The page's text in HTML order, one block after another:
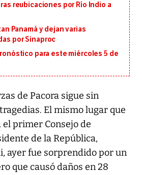
reubicaciones por Río Indio a
Panamá y dejan varias
por Sinaproc
para este miércoles 5 de
de Pacora sigue sin
El mismo lugar que
el primer Consejo de
de la República,
ayer fue sorprendido por un
que causó daños en 28